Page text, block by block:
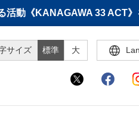
動《KANAGAWA 33 ACT
サイズ 標準 大